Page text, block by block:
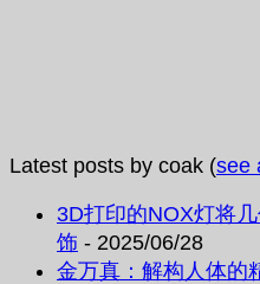
Latest posts by coak (see
3D打印的NOX灯将
饰 - 2025/06/28
金万真：解构人体的